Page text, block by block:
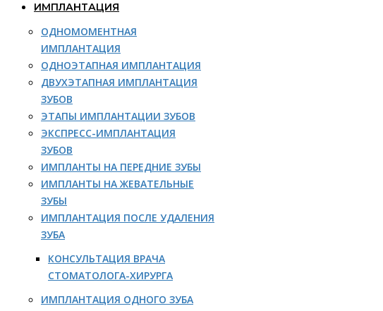
ИМПЛАНТАЦИЯ
ОДНОМОМЕНТНАЯ
ИМПЛАНТАЦИЯ
ОДНОЭТАПНАЯ ИМПЛАНТАЦИЯ
ДВУХЭТАПНАЯ ИМПЛАНТАЦИЯ
ЗУБОВ
ЭТАПЫ ИМПЛАНТАЦИИ ЗУБОВ
ЭКСПРЕСС-ИМПЛАНТАЦИЯ
ЗУБОВ
ИМПЛАНТЫ НА ПЕРЕДНИЕ ЗУБЫ
ИМПЛАНТЫ НА ЖЕВАТЕЛЬНЫЕ
ЗУБЫ
ИМПЛАНТАЦИЯ ПОСЛЕ УДАЛЕНИЯ
ЗУБА
КОНСУЛЬТАЦИЯ ВРАЧА
СТОМАТОЛОГА-ХИРУРГА
ИМПЛАНТАЦИЯ ОДНОГО ЗУБА